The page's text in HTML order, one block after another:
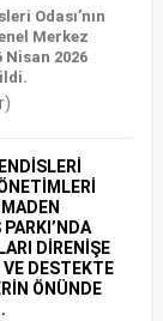
Odası’nın
Merkez
Nisan 2026
DİRENİŞE
VE DESTEKTE
ÖNÜNDE